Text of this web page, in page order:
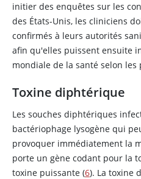
initier des enquêtes sur les
des États-Unis, les cliniciens
confirmés à leurs autorités
afin qu'elles puissent ensuite
mondiale de la santé selon les
Toxine diphtérique
Les souches diphtériques
bactériophage lysogène qui
provoquer immédiatement la
porte un gène codant pour la
toxine puissante (6). La toxine